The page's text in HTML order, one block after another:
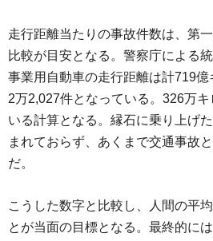
走行距離当たりの事故件数は、第
比較が目安となる。警察庁による
事業用自動車の走行距離は計719
2万2,027件となっている。326万
いる計算となる。縁石に乗り上げ
まれておらず、あくまで交通事故
だ。
こうした数字と比較し、人間の平
とが当面の目標となる。最終的に